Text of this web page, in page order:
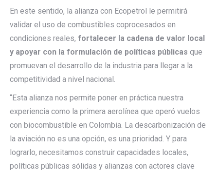
En este sentido, la alianza con Ecopetrol le permitirá
validar el uso de combustibles coprocesados en
condiciones reales, fortalecer la cadena de valor local
y apoyar con la formulación de políticas públicas que
promuevan el desarrollo de la industria para llegar a la
competitividad a nivel nacional.
“Esta alianza nos permite poner en práctica nuestra
experiencia como la primera aerolínea que operó vuelos
con biocombustible en Colombia. La descarbonización de
la aviación no es una opción, es una prioridad. Y para
lograrlo, necesitamos construir capacidades locales,
políticas públicas sólidas y alianzas con actores clave